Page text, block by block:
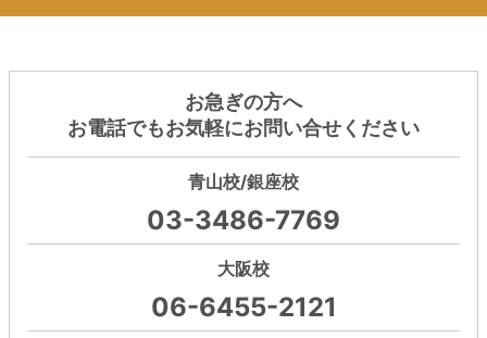
お急ぎの方へ
お電話でもお気軽にお問い合せください
青山校/銀座校
03-3486-7769
大阪校
06-6455-2121